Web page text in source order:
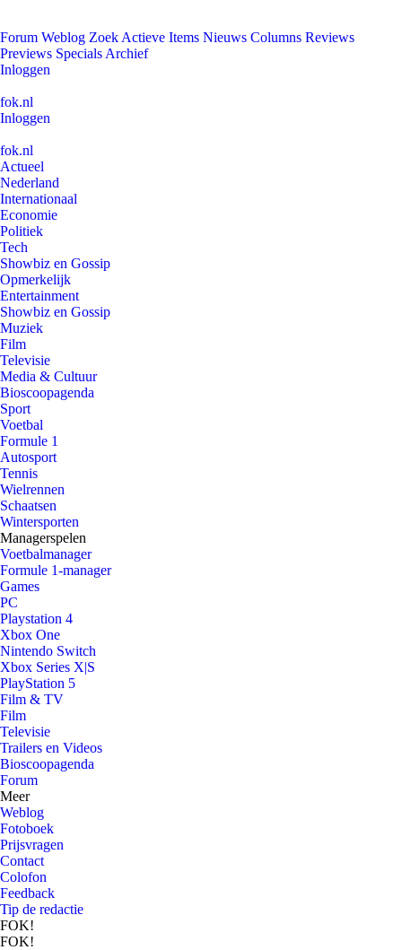
Forum Weblog Zoek Actieve Items Nieuws Columns Reviews
Previews Specials Archief
Inloggen
fok.nl
Inloggen
fok.nl
Actueel
Nederland
Internationaal
Economie
Politiek
Tech
Showbiz en Gossip
Opmerkelijk
Entertainment
Showbiz en Gossip
Muziek
Film
Televisie
Media & Cultuur
Bioscoopagenda
Sport
Voetbal
Formule 1
Autosport
Tennis
Wielrennen
Schaatsen
Wintersporten
Managerspelen
Voetbalmanager
Formule 1-manager
Games
PC
Playstation 4
Xbox One
Nintendo Switch
Xbox Series X|S
PlayStation 5
Film & TV
Film
Televisie
Trailers en Videos
Bioscoopagenda
Forum
Meer
Weblog
Fotoboek
Prijsvragen
Contact
Colofon
Feedback
Tip de redactie
FOK!
FOK!